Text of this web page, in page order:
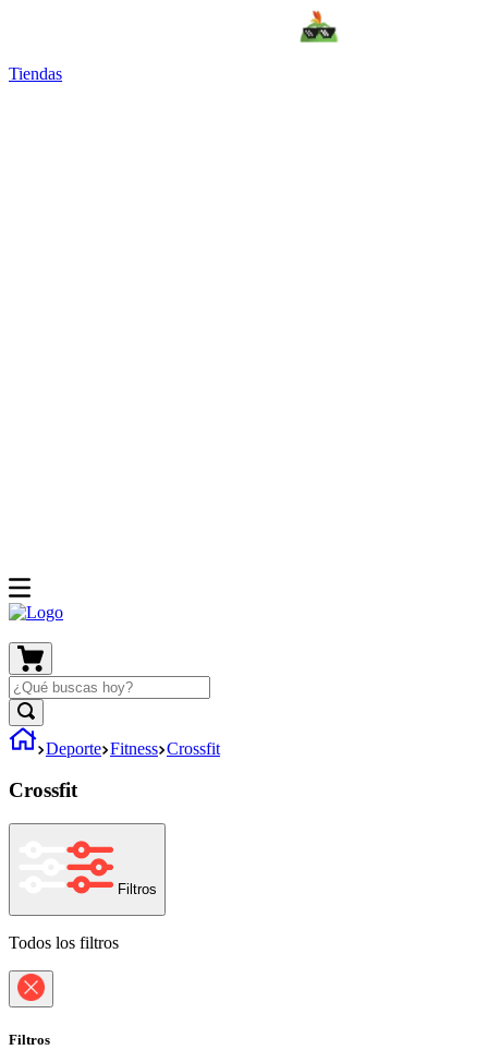
Tiendas
Deporte Fitness Crossfit
Crossfit
Filtros
Todos los filtros
Filtros